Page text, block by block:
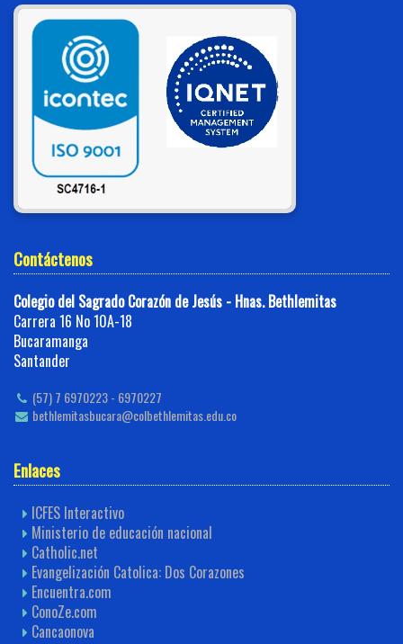
Contáctenos
Colegio del Sagrado Corazón de Jesús - Hnas. Bethlemitas
Carrera 16 No 10A-18
Bucaramanga
Santander
(57) 7 6970223 - 6970227
bethlemitasbucara@colbethlemitas.edu.co
Enlaces
ICFES Interactivo
Ministerio de educación nacional
Catholic.net
Evangelización Catolica: Dos Corazones
Encuentra.com
ConoZe.com
Cancaonova